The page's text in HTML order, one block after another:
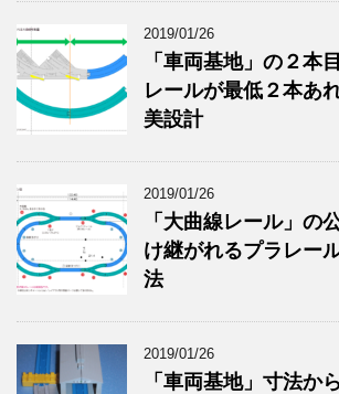
2019/01/26
「車両基地」の２本
レールが最低２本あ
美設計
2019/01/26
「大曲線レール」の
け継がれるプラレー
法
2019/01/26
「車両基地」寸法か